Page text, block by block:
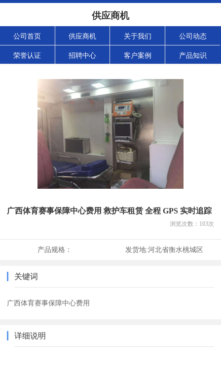
供应商机
公司首页 供应商机 关于我们 公司动态
荣誉认证 招聘中心 客户案例 产品知识
广西体育赛事保障中心费用 救护车租赁 全程 GPS 实时追踪
浏览次数： 103次
产品规格： 发货地:河北省衡水桃城区
关键词
广西体育赛事保障中心费用
详细说明